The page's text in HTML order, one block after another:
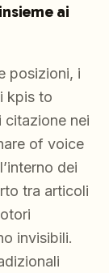
ai
posizioni, i
kpis to
nei
of voice
dei
tra articoli
invisibili.